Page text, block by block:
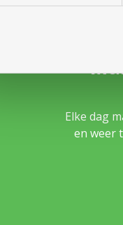
Elke dag
en weer